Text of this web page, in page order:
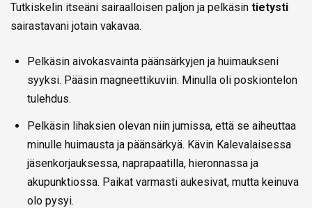
Tutkiskelin itseäni sairaalloisen paljon ja pelkäsin tietysti
sairastavani jotain vakavaa.
Pelkäsin aivokasvainta päänsärkyjen ja huimaukseni
syyksi. Pääsin magneettikuviin. Minulla oli poskiontelon
tulehdus.
Pelkäsin lihaksien olevan niin jumissa, että se aiheuttaa
minulle huimausta ja päänsärkyä. Kävin Kalevalaisessa
jäsenkorjauksessa, naprapaatilla, hieronnassa ja
akupunktiossa. Paikat varmasti aukesivat, mutta keinuva
olo pysyi.